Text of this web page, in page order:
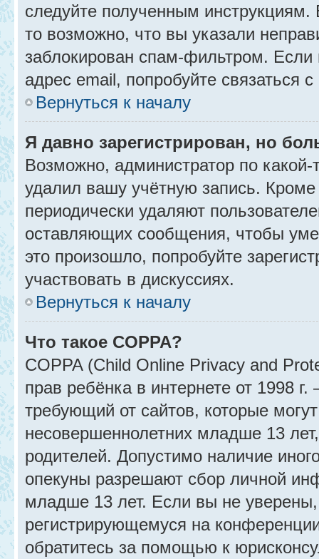
следуйте полученным
то возможно, что вы указали
заблокирован спам-фильтром.
адрес email, попробуйте связаться
Вернуться к началу
Я давно зарегистрирован, но
Возможно, администратор по
удалил вашу учётную запись.
периодически удаляют
оставляющих сообщения, чтобы
это произошло, попробуйте
участвовать в дискуссиях.
Вернуться к началу
Что такое COPPA?
COPPA (Child Online Privacy and
прав ребёнка в интернете от 1998
требующий от сайтов, которые
несовершеннолетних младше 13
родителей. Допустимо наличие
опекуны разрешают сбор личной
младше 13 лет. Если вы не
регистрирующемуся на
обратитесь за помощью к